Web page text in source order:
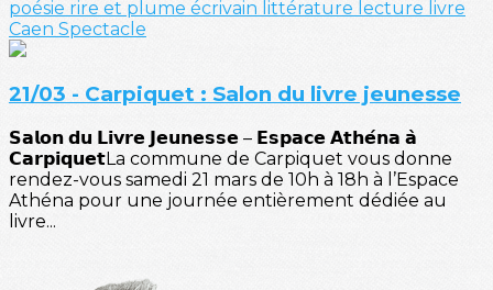
poésie rire et plume écrivain littérature lecture livre
Caen Spectacle
21/03 - Carpiquet : Salon du livre jeunesse
𝗦𝗮𝗹𝗼𝗻 𝗱𝘂 𝗟𝗶𝘃𝗿𝗲 𝗝𝗲𝘂𝗻𝗲𝘀𝘀𝗲 – 𝗘𝘀𝗽𝗮𝗰𝗲 𝗔𝘁𝗵𝗲́𝗻𝗮 𝗮̀
𝗖𝗮𝗿𝗽𝗶𝗾𝘂𝗲𝘁La commune de Carpiquet vous donne
rendez-vous samedi 21 mars de 10h à 18h à l’Espace
Athéna pour une journée entièrement dédiée au
livre...